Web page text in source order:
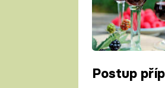
Postup